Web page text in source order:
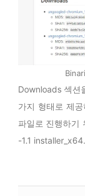
Downloads 섹션
가지 형태로 제
파일로 진행하
-1.1